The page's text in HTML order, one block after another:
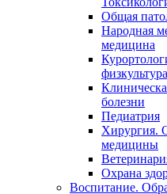
Общая
Народная
медицина
физкультура
болезни
Педиатрия
Хирургия.
медицины
Охрана
Воспитание.